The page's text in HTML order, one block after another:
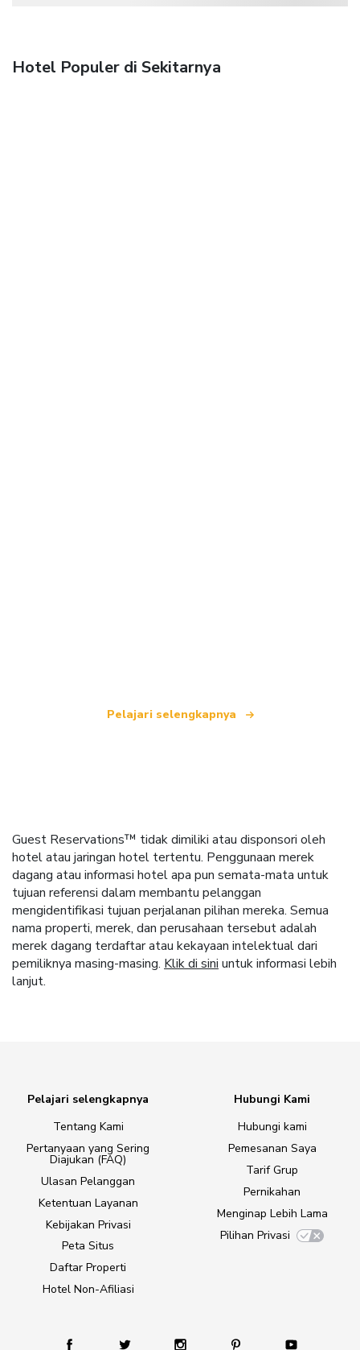
Hotel Populer di Sekitarnya
Pelajari selengkapnya
Guest Reservations™ tidak dimiliki atau disponsori oleh
hotel atau jaringan hotel tertentu. Penggunaan merek
dagang atau informasi hotel apa pun semata-mata untuk
tujuan referensi dalam membantu pelanggan
mengidentifikasi tujuan perjalanan pilihan mereka. Semua
nama properti, merek, dan perusahaan tersebut adalah
merek dagang terdaftar atau kekayaan intelektual dari
pemiliknya masing-masing. Klik di sini untuk informasi lebih
lanjut.
Pelajari selengkapnya
Tentang Kami
Pertanyaan yang Sering
Diajukan (FAQ)
Ulasan Pelanggan
Ketentuan Layanan
Kebijakan Privasi
Peta Situs
Daftar Properti
Hotel Non-Afiliasi
Hubungi Kami
Hubungi kami
Pemesanan Saya
Tarif Grup
Pernikahan
Menginap Lebih Lama
Pilihan Privasi